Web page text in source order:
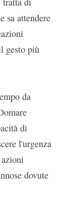
sa attendere
gesto più
da
di
l'urgenza
azioni
dovute